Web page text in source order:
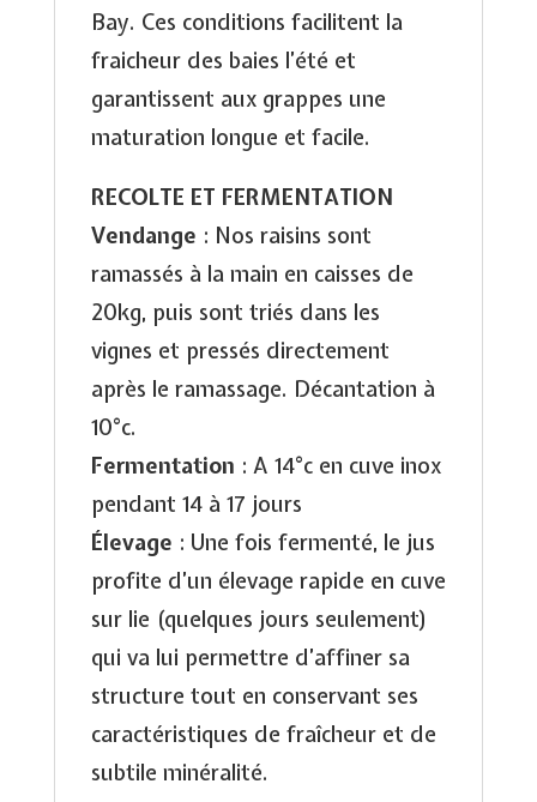
Bay. Ces conditions facilitent la
fraicheur des baies l’été et
garantissent aux grappes une
maturation longue et facile.
RECOLTE ET FERMENTATION
Vendange : Nos raisins sont
ramassés à la main en caisses de
20kg, puis sont triés dans les
vignes et pressés directement
après le ramassage. Décantation à
10°c.
Fermentation : A 14°c en cuve inox
pendant 14 à 17 jours
Élevage : Une fois fermenté, le jus
profite d’un élevage rapide en cuve
sur lie (quelques jours seulement)
qui va lui permettre d’affiner sa
structure tout en conservant ses
caractéristiques de fraîcheur et de
subtile minéralité.